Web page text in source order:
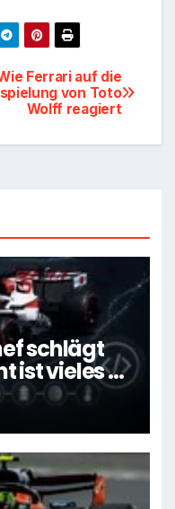
Ferrari auf die
von Toto
Wolff reagiert
schlägt
ist vieles zu